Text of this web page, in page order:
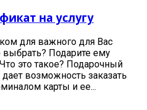
на услугу
для важного для Вас
выбрать? Подарите ему
это такое? Подарочный
возможность заказать
карты и ее...